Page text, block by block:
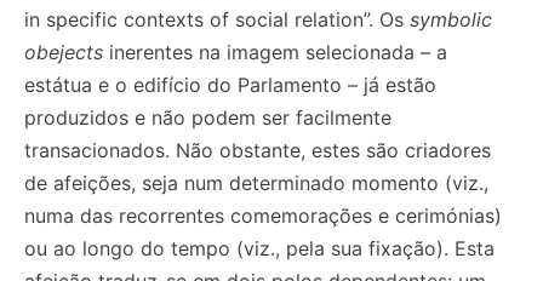
in specific contexts of social relation”. Os symbolic
obejects inerentes na imagem selecionada – a
estátua e o edifício do Parlamento – já estão
produzidos e não podem ser facilmente
transacionados. Não obstante, estes são criadores
de afeições, seja num determinado momento (viz.,
numa das recorrentes comemorações e cerimónias)
ou ao longo do tempo (viz., pela sua fixação). Esta